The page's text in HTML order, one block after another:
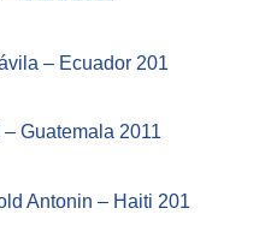
– Ecuador 201
Guatemala 2011
Antonin – Haiti 201